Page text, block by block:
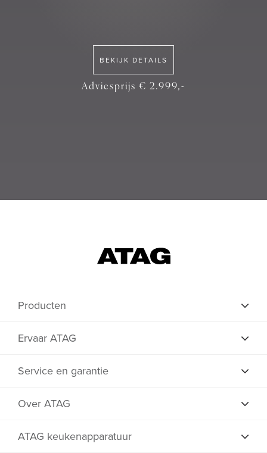
BEKIJK DETAILS
Adviesprijs € 2.999,-
Producten
Ervaar ATAG
Service en garantie
Over ATAG
ATAG keukenapparatuur